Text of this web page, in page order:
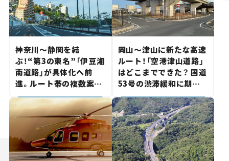
神奈川～静岡を結
ぶ！“第3の東名”「伊豆湘
南道路」が具体化へ前
進。ルート帯の複数案検
討へ。熱海まで信号ゼロ
が実現？ 【いま気になる
道路計画】
岡山～津山に新たな高速
ルート！「空港津山道路」
はどこまでできた？ 国道
53号の渋滞緩和に期待。
岡山市側でも動きが【い
ま気になる道路計画】